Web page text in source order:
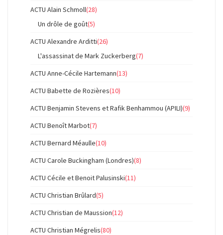
ACTU Alain Schmoll(28)
Un drôle de goût(5)
ACTU Alexandre Arditti(26)
L'assassinat de Mark Zuckerberg(7)
ACTU Anne-Cécile Hartemann(13)
ACTU Babette de Rozières(10)
ACTU Benjamin Stevens et Rafik Benhammou (APILI)(9)
ACTU Benoît Marbot(7)
ACTU Bernard Méaulle(10)
ACTU Carole Buckingham (Londres)(8)
ACTU Cécile et Benoit Palusinski(11)
ACTU Christian Brûlard(5)
ACTU Christian de Maussion(12)
ACTU Christian Mégrelis(80)